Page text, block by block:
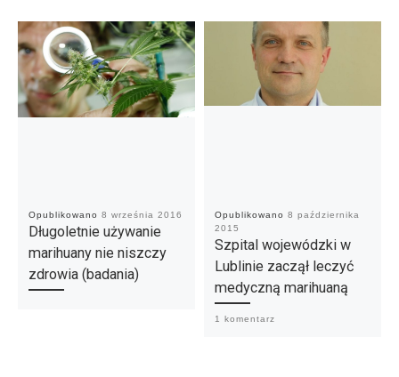
Opublikowano 8 września 2016
Długoletnie używanie
marihuany nie niszczy
zdrowia (badania)
Opublikowano 8 października
2015
Szpital wojewódzki w
Lublinie zaczął leczyć
medyczną marihuaną
1 komentarz